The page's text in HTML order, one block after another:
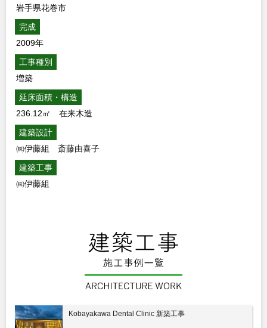
岩手県花巻市
完成
2009年
工事種別
増築
延床面積・構造
236.12㎡ 在来木造
建築設計
㈱伊藤組 斎藤由喜子
建築工事
㈱伊藤組
Kobayakawa Dental Clinic 新築工事